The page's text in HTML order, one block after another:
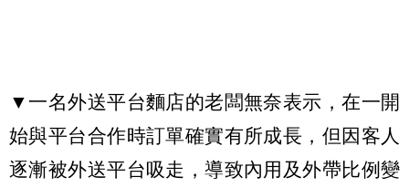
▼一名外送平台麵店的老闆無奈表示，在一開
始與平台合作時訂單確實有所成長，但因客人
逐漸被外送平台吸走，導致內用及外帶比例變